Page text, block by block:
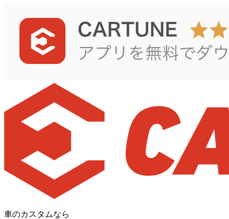
車のカスタムなら